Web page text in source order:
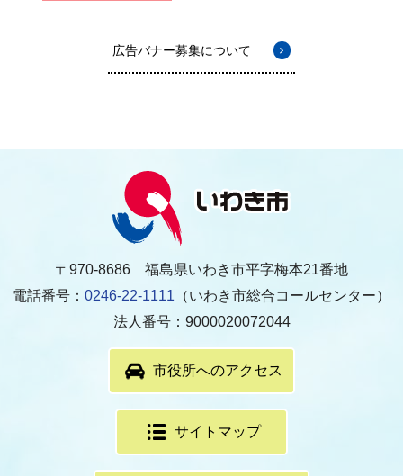
広告バナー募集について
〒970-8686 福島県いわき市平字梅本21番地
電話番号： 0246-22-1111 （いわき市総合コールセンター）
法人番号：9000020072044
市役所へのアクセス
サイトマップ